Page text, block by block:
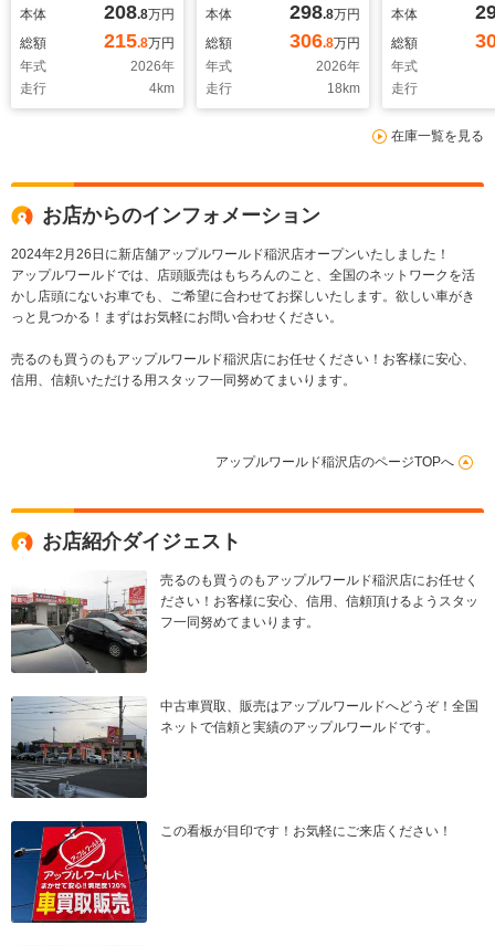
電動スライドドア デ
ュアルセンサーブレー
キサポートII LEDヘ
ッド スマートキー&
プッシュスタート シ
ドリングストップ リ
アクーラー
本体 208.8万円
総額
215.8万円
年式
2026年
走行
4km
レーダークルーズ シ
ートヒーター LEDヘ
ッド コーナーセンサ
ー スマートキー プ
ッシュスタート ヒー
替式4WD
本体 298.8万円
総額
306.8万円
年式
2026年
走行
18 km
レーダークル
ートヒータ
ッド コーナ
ー スマート
ッシュスター
テットドアミ
替式4WD
本体
総額
年式
走行
在庫一覧を見る
お店からのインフォメーション
2024年2月26日に新店舗アップルワールド稲沢店オープンいたしました！
アップルワールドでは、店頭販売はもちろんのこと、全国のネットワークを活
かし店頭にないお車でも、ご希望に合わせてお探しいたします。欲しい車がき
っと見つかる！まずはお気軽にお問い合わせください。
売るのも買うのもアップルワールド稲沢店にお任せください！お客様に安心、
信用、信頼いただける用スタッフ一同努めてまいります。
アップルワールド稲沢店のページTOPへ
お店紹介ダイジェスト
売るのも買うのもアップルワールド稲沢店にお任せく
ださい！お客様に安心、信用、信頼頂けるようスタッ
フ一同努めてまいります。
中古車買取、販売はアップルワールドへどうぞ！全国
ネットで信頼と実績のアップルワールドです。
この看板が目印です！お気軽にご来店ください！